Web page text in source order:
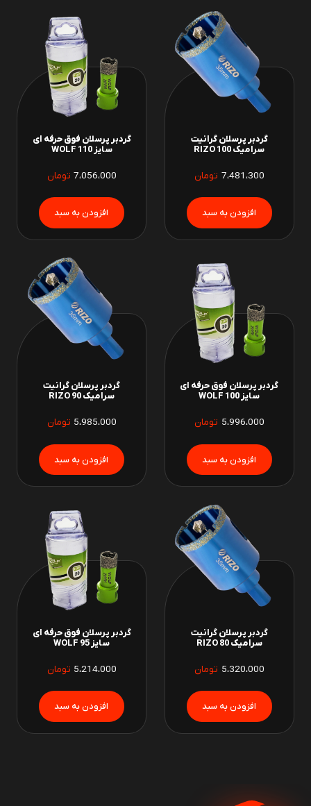
گردبر پرسلان گرانیت
سرامیک 100 RIZO
7،481،300 تومان
گردبر پرسلان فوق حرفه ای
سایز 110 WOLF
7،056،000 تومان
گردبر پرسلان فوق حرفه ای
سایز 100 WOLF
5،996،000 تومان
گردبر پرسلان گرانیت
سرامیک 90 RIZO
5،985،000 تومان
گردبر پرسلان گرانیت
سرامیک 80 RIZO
5،320،000 تومان
گردبر پرسلان فوق حرفه ای
سایز 95 WOLF
5،214،000 تومان